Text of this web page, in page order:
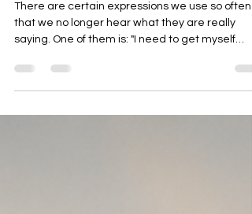
There are certain expressions we use so often
that we no longer hear what they are really
saying. One of them is: "I need to get myself
an illness. After burnout. After a period of
that seems to have taken something from us. "I